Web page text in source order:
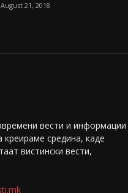
August 21, 2018
вести и информации
средина, каде
вистински вести,